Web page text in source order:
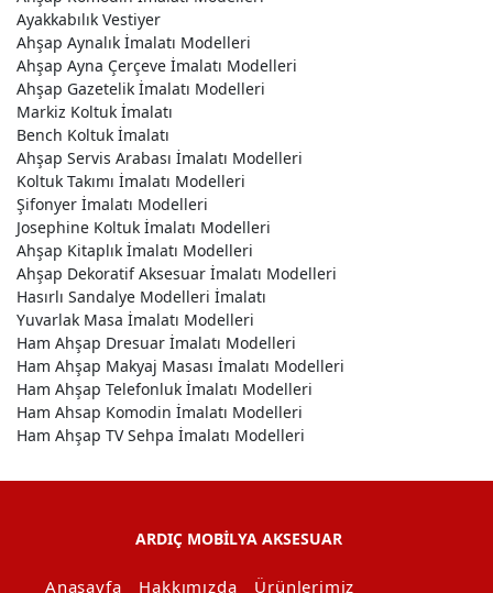
Ayakkabılık Vestiyer
Ahşap Aynalık İmalatı Modelleri
Ahşap Ayna Çerçeve İmalatı Modelleri
Ahşap Gazetelik İmalatı Modelleri
Markiz Koltuk İmalatı
Bench Koltuk İmalatı
Ahşap Servis Arabası İmalatı Modelleri
Koltuk Takımı İmalatı Modelleri
Şifonyer İmalatı Modelleri
Josephine Koltuk İmalatı Modelleri
Ahşap Kitaplık İmalatı Modelleri
Ahşap Dekoratif Aksesuar İmalatı Modelleri
Hasırlı Sandalye Modelleri İmalatı
Yuvarlak Masa İmalatı Modelleri
Ham Ahşap Dresuar İmalatı Modelleri
Ham Ahşap Makyaj Masası İmalatı Modelleri
Ham Ahşap Telefonluk İmalatı Modelleri
Ham Ahsap Komodin İmalatı Modelleri
Ham Ahşap TV Sehpa İmalatı Modelleri
ARDIÇ MOBİLYA AKSESUAR
Anasayfa Hakkımızda Ürünlerimiz